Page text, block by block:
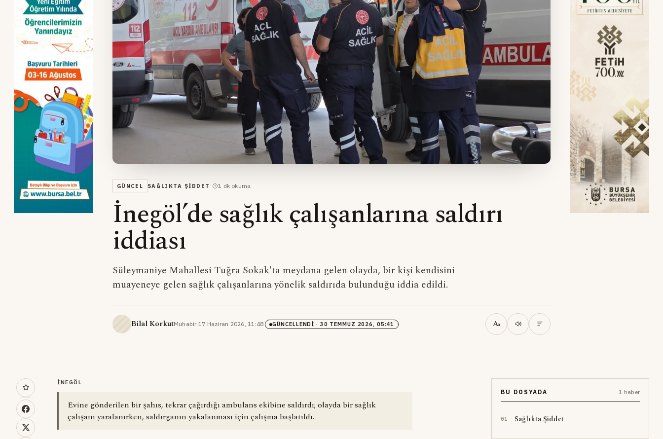
GÜNCEL SAĞLIKTA ŞIDDET · 1 dk okuma
İnegöl’de sağlık çalışanlarına saldırı
iddiası
Süleymaniye Mahallesi Tuğra Sokak'ta meydana gelen olayda, bir kişi kendisini
muayeneye gelen sağlık çalışanlarına yönelik saldırıda bulunduğu iddia edildi.
Bilal KorkutMuhabir·17 Haziran 2026, 11:48· GÜNCELLENDI · 30 TEMMUZ 2026, 05:41 Aa
İNEGÖL
Evine gönderilen bir şahıs, tekrar çağırdığı ambulans ekibine saldırdı; olayda bir sağlık
çalışanı yaralanırken, saldırganın yakalanması için çalışma başlatıldı.
BU DOSYADA 1 haber
01 Sağlıkta Şiddet